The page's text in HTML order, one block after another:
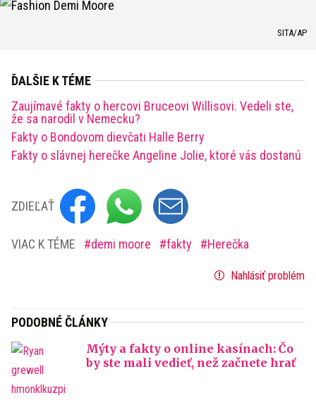
SITA/AP
ĎALŠIE K TÉME
Zaujímavé fakty o hercovi Bruceovi Willisovi. Vedeli ste,
že sa narodil v Nemecku?
Fakty o Bondovom dievčati Halle Berry
Fakty o slávnej herečke Angeline Jolie, ktoré vás dostanú
ZDIEĽAŤ
VIAC K TÉME demi moore fakty Herečka
Nahlásiť problém
PODOBNÉ ČLÁNKY
Mýty a fakty o online kasínach: Čo
by ste mali vedieť, než začnete hrať